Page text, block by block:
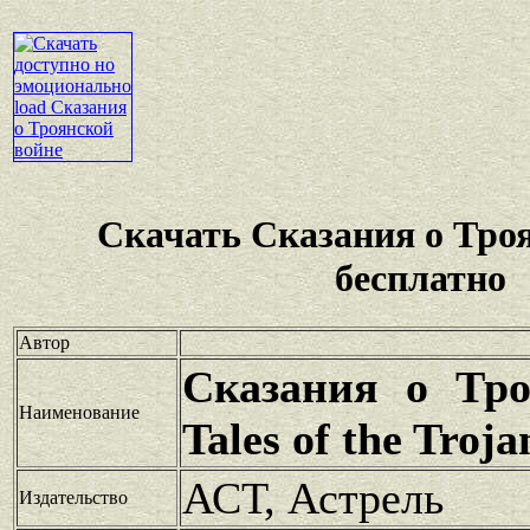
Скачать Сказания о
бесплатно
Автор
Наименование
Сказания о
Tales of the
Издательство АСТ, Астрель